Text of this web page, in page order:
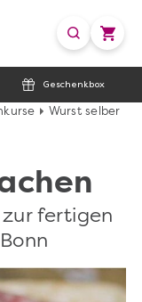
Geschenkbox
Wurst selber
fertigen